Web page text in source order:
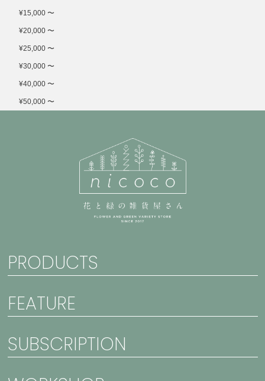
¥15,000 〜
¥20,000 〜
¥25,000 〜
¥30,000 〜
¥40,000 〜
¥50,000 〜
PRODUCTS
FEATURE
SUBSCRIPTION